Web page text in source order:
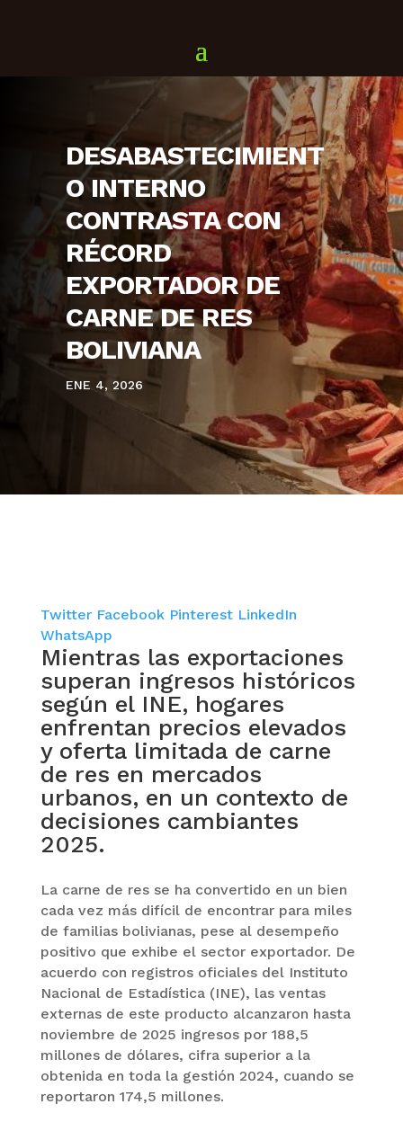
DESABASTECIMIENT
O INTERNO
CONTRASTA CON
RÉCORD
EXPORTADOR DE
CARNE DE RES
BOLIVIANA
ENE 4, 2026
Twitter Facebook Pinterest LinkedIn
WhatsApp
Mientras las exportaciones
superan ingresos históricos
según el INE, hogares
enfrentan precios elevados
y oferta limitada de carne
de res en mercados
urbanos, en un contexto de
decisiones cambiantes
2025.
La carne de res se ha convertido en un bien
cada vez más difícil de encontrar para miles
de familias bolivianas, pese al desempeño
positivo que exhibe el sector exportador. De
acuerdo con registros oficiales del Instituto
Nacional de Estadística (INE), las ventas
externas de este producto alcanzaron hasta
noviembre de 2025 ingresos por 188,5
millones de dólares, cifra superior a la
obtenida en toda la gestión 2024, cuando se
reportaron 174,5 millones.